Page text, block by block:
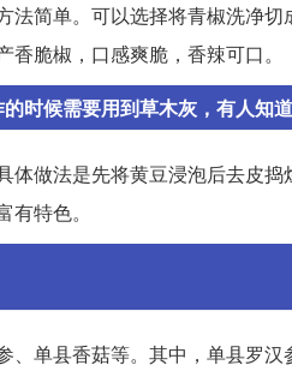
法简单。可以选择将青椒洗净
脆椒，口感爽脆，香辣可口。
时候需要用到草木灰，有人知
体做法是先将黄豆浸泡后去皮
特色。
、单县香菇等。其中，单县罗